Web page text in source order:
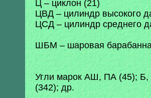
Ц – циклон (21)
ЦВД – цилиндр высокого
ЦСД – цилиндр среднего
ШБМ – шаровая
Угли марок АШ, ПА
(342); др.